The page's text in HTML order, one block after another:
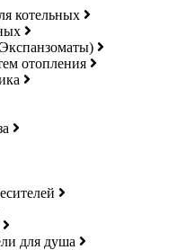
котельных
отопления
для душа